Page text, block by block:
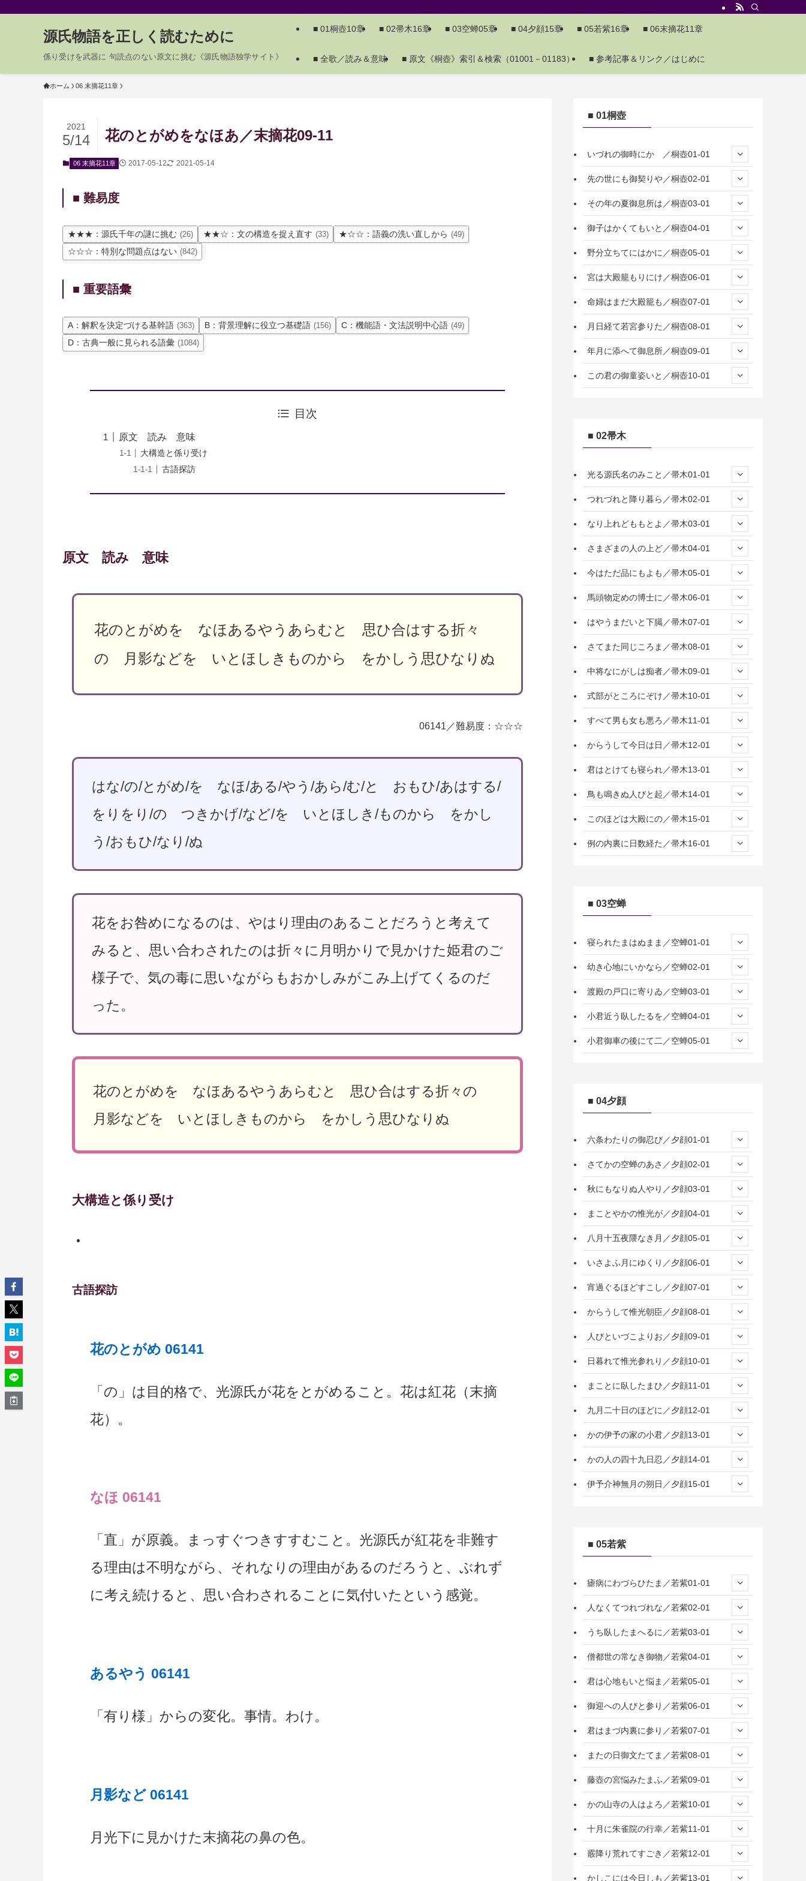
源氏物語を正しく読むために
係り受けを武器に 句読点のない原文に挑む《源氏物語独学サイト》
■ 01桐壺10章 ■ 02帚木16章 ■ 03空蝉05章 ■ 04夕顔15章 ■ 05若紫16章 ■ 06末摘花11章
■ 全歌／読み＆意味 ■ 原文《桐壺》索引＆検索（01001－01183） ■ 参考記事＆リンク／はじめに
ホーム 06 末摘花11章
花のとがめをなほあ／末摘花09-11
2021
5/14
06 末摘花11章 2017-05-12 2021-05-14
■ 難易度
★★★：源氏千年の謎に挑む (26) ★★☆：文の構造を捉え直す (33) ★☆☆：語義の洗い直しから (49)
☆☆☆：特別な問題点はない (842)
■ 重要語彙
A：解釈を決定づける基幹語 (363) B：背景理解に役立つ基礎語 (156) C：機能語・文法説明中心語 (49)
D：古典一般に見られる語彙 (1084)
目次
原文 読み 意味
大構造と係り受け
古語探訪
原文 読み 意味
花のとがめを なほあるやうあらむと 思ひ合はする折々
の 月影などを いとほしきものから をかしう思ひなりぬ
06141／難易度：☆☆☆
はな/の/とがめ/を なほ/ある/やう/あら/む/と おもひ/あはする/
をりをり/の つきかげ/など/を いとほしき/ものから をかし
う/おもひ/なり/ぬ
花をお咎めになるのは、やはり理由のあることだろうと考えて
みると、思い合わされたのは折々に月明かりで見かけた姫君のご
様子で、気の毒に思いながらもおかしみがこみ上げてくるのだ
った。
花のとがめを なほあるやうあらむと 思ひ合はする折々の
月影などを いとほしきものから をかしう思ひなりぬ
大構造と係り受け
古語探訪
花のとがめ 06141
「の」は目的格で、光源氏が花をとがめること。花は紅花（末摘
花）。
なほ 06141
「直」が原義。まっすぐつきすすむこと。光源氏が紅花を非難す
る理由は不明ながら、それなりの理由があるのだろうと、ぶれず
に考え続けると、思い合わされることに気付いたという感覚。
あるやう 06141
「有り様」からの変化。事情。わけ。
月影など 06141
月光下に見かけた末摘花の鼻の色。
■ 01桐壺
いづれの御時にか ／桐壺01-01
先の世にも御契りや／桐壺02-01
その年の夏御息所は／桐壺03-01
御子はかくてもいと／桐壺04-01
野分立ちてにはかに／桐壺05-01
宮は大殿籠もりにけ／桐壺06-01
命婦はまだ大殿籠も／桐壺07-01
月日経て若宮参りた／桐壺08-01
年月に添へて御息所／桐壺09-01
この君の御童姿いと／桐壺10-01
■ 02帚木
光る源氏名のみこと／帚木01-01
つれづれと降り暮ら／帚木02-01
なり上れどももとよ／帚木03-01
さまざまの人の上ど／帚木04-01
今はただ品にもよも／帚木05-01
馬頭物定めの博士に／帚木06-01
はやうまだいと下臈／帚木07-01
さてまた同じころま／帚木08-01
中将なにがしは痴者／帚木09-01
式部がところにぞけ／帚木10-01
すべて男も女も悪ろ／帚木11-01
からうして今日は日／帚木12-01
君はとけても寝られ／帚木13-01
鳥も鳴きぬ人びと起／帚木14-01
このほどは大殿にの／帚木15-01
例の内裏に日数経た／帚木16-01
■ 03空蝉
寝られたまはぬまま／空蝉01-01
幼き心地にいかなら／空蝉02-01
渡殿の戸口に寄りゐ／空蝉03-01
小君近う臥したるを／空蝉04-01
小君御車の後にて二／空蝉05-01
■ 04夕顔
六条わたりの御忍び／夕顔01-01
さてかの空蝉のあさ／夕顔02-01
秋にもなりぬ人やり／夕顔03-01
まことやかの惟光が／夕顔04-01
八月十五夜隈なき月／夕顔05-01
いさよふ月にゆくり／夕顔06-01
宵過ぐるほどすこし／夕顔07-01
からうして惟光朝臣／夕顔08-01
人びといづこよりお／夕顔09-01
日暮れて惟光参れり／夕顔10-01
まことに臥したまひ／夕顔11-01
九月二十日のほどに／夕顔12-01
かの伊予の家の小君／夕顔13-01
かの人の四十九日忍／夕顔14-01
伊予介神無月の朔日／夕顔15-01
■ 05若紫
瘧病にわづらひたま／若紫01-01
人なくてつれづれな／若紫02-01
うち臥したまへるに／若紫03-01
僧都世の常なき御物／若紫04-01
君は心地もいと悩ま／若紫05-01
御迎への人びと参り／若紫06-01
君はまづ内裏に参り／若紫07-01
またの日御文たてま／若紫08-01
藤壺の宮悩みたまふ／若紫09-01
かの山寺の人はよろ／若紫10-01
十月に朱雀院の行幸／若紫11-01
霰降り荒れてすごき／若紫12-01
かしこには今日しも／若紫13-01